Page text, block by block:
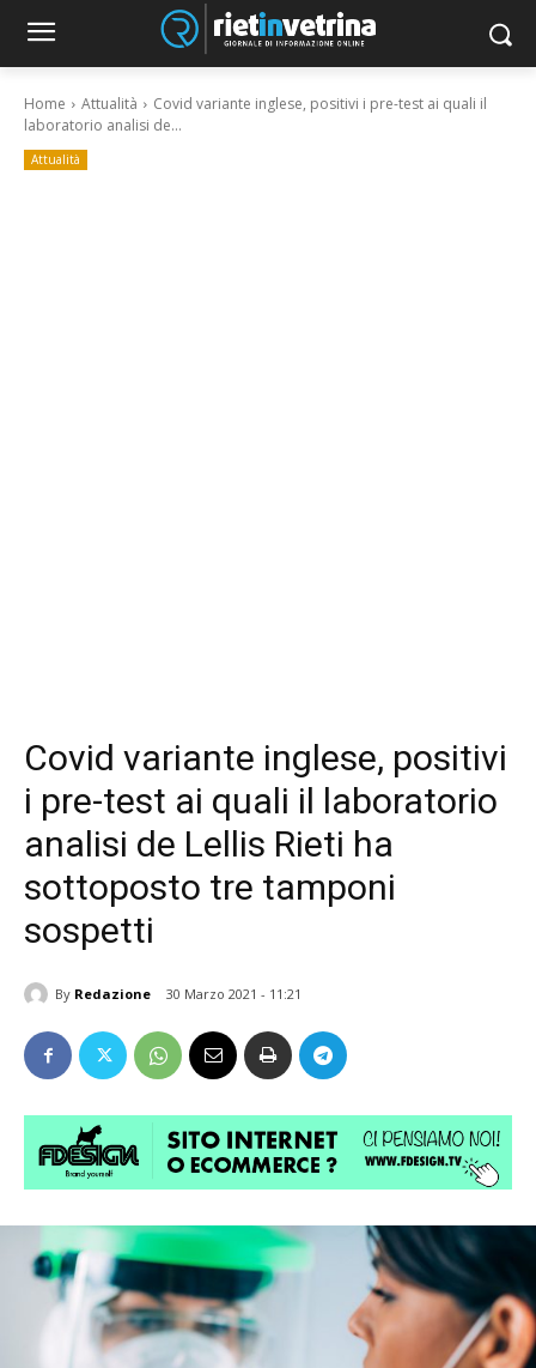
Home Attualità
Covid variante inglese, positivi i pre-test ai quali il
laboratorio analisi de...
Attualità
Covid variante inglese, positivi
i pre-test ai quali il laboratorio
analisi de Lellis Rieti ha
sottoposto tre tamponi
sospetti
By Redazione 30 Marzo 2021 - 11:21